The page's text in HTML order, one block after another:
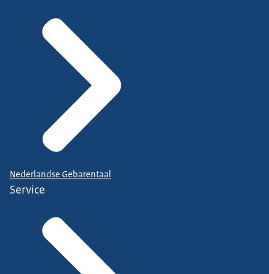
Nederlandse Gebarentaal
Service